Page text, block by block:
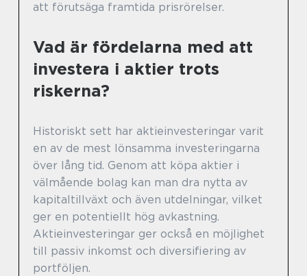
att förutsäga framtida prisrörelser.
Vad är fördelarna med att
investera i aktier trots
riskerna?
Historiskt sett har aktieinvesteringar varit
en av de mest lönsamma investeringarna
över lång tid. Genom att köpa aktier i
välmående bolag kan man dra nytta av
kapitaltillväxt och även utdelningar, vilket
ger en potentiellt hög avkastning.
Aktieinvesteringar ger också en möjlighet
till passiv inkomst och diversifiering av
portföljen.